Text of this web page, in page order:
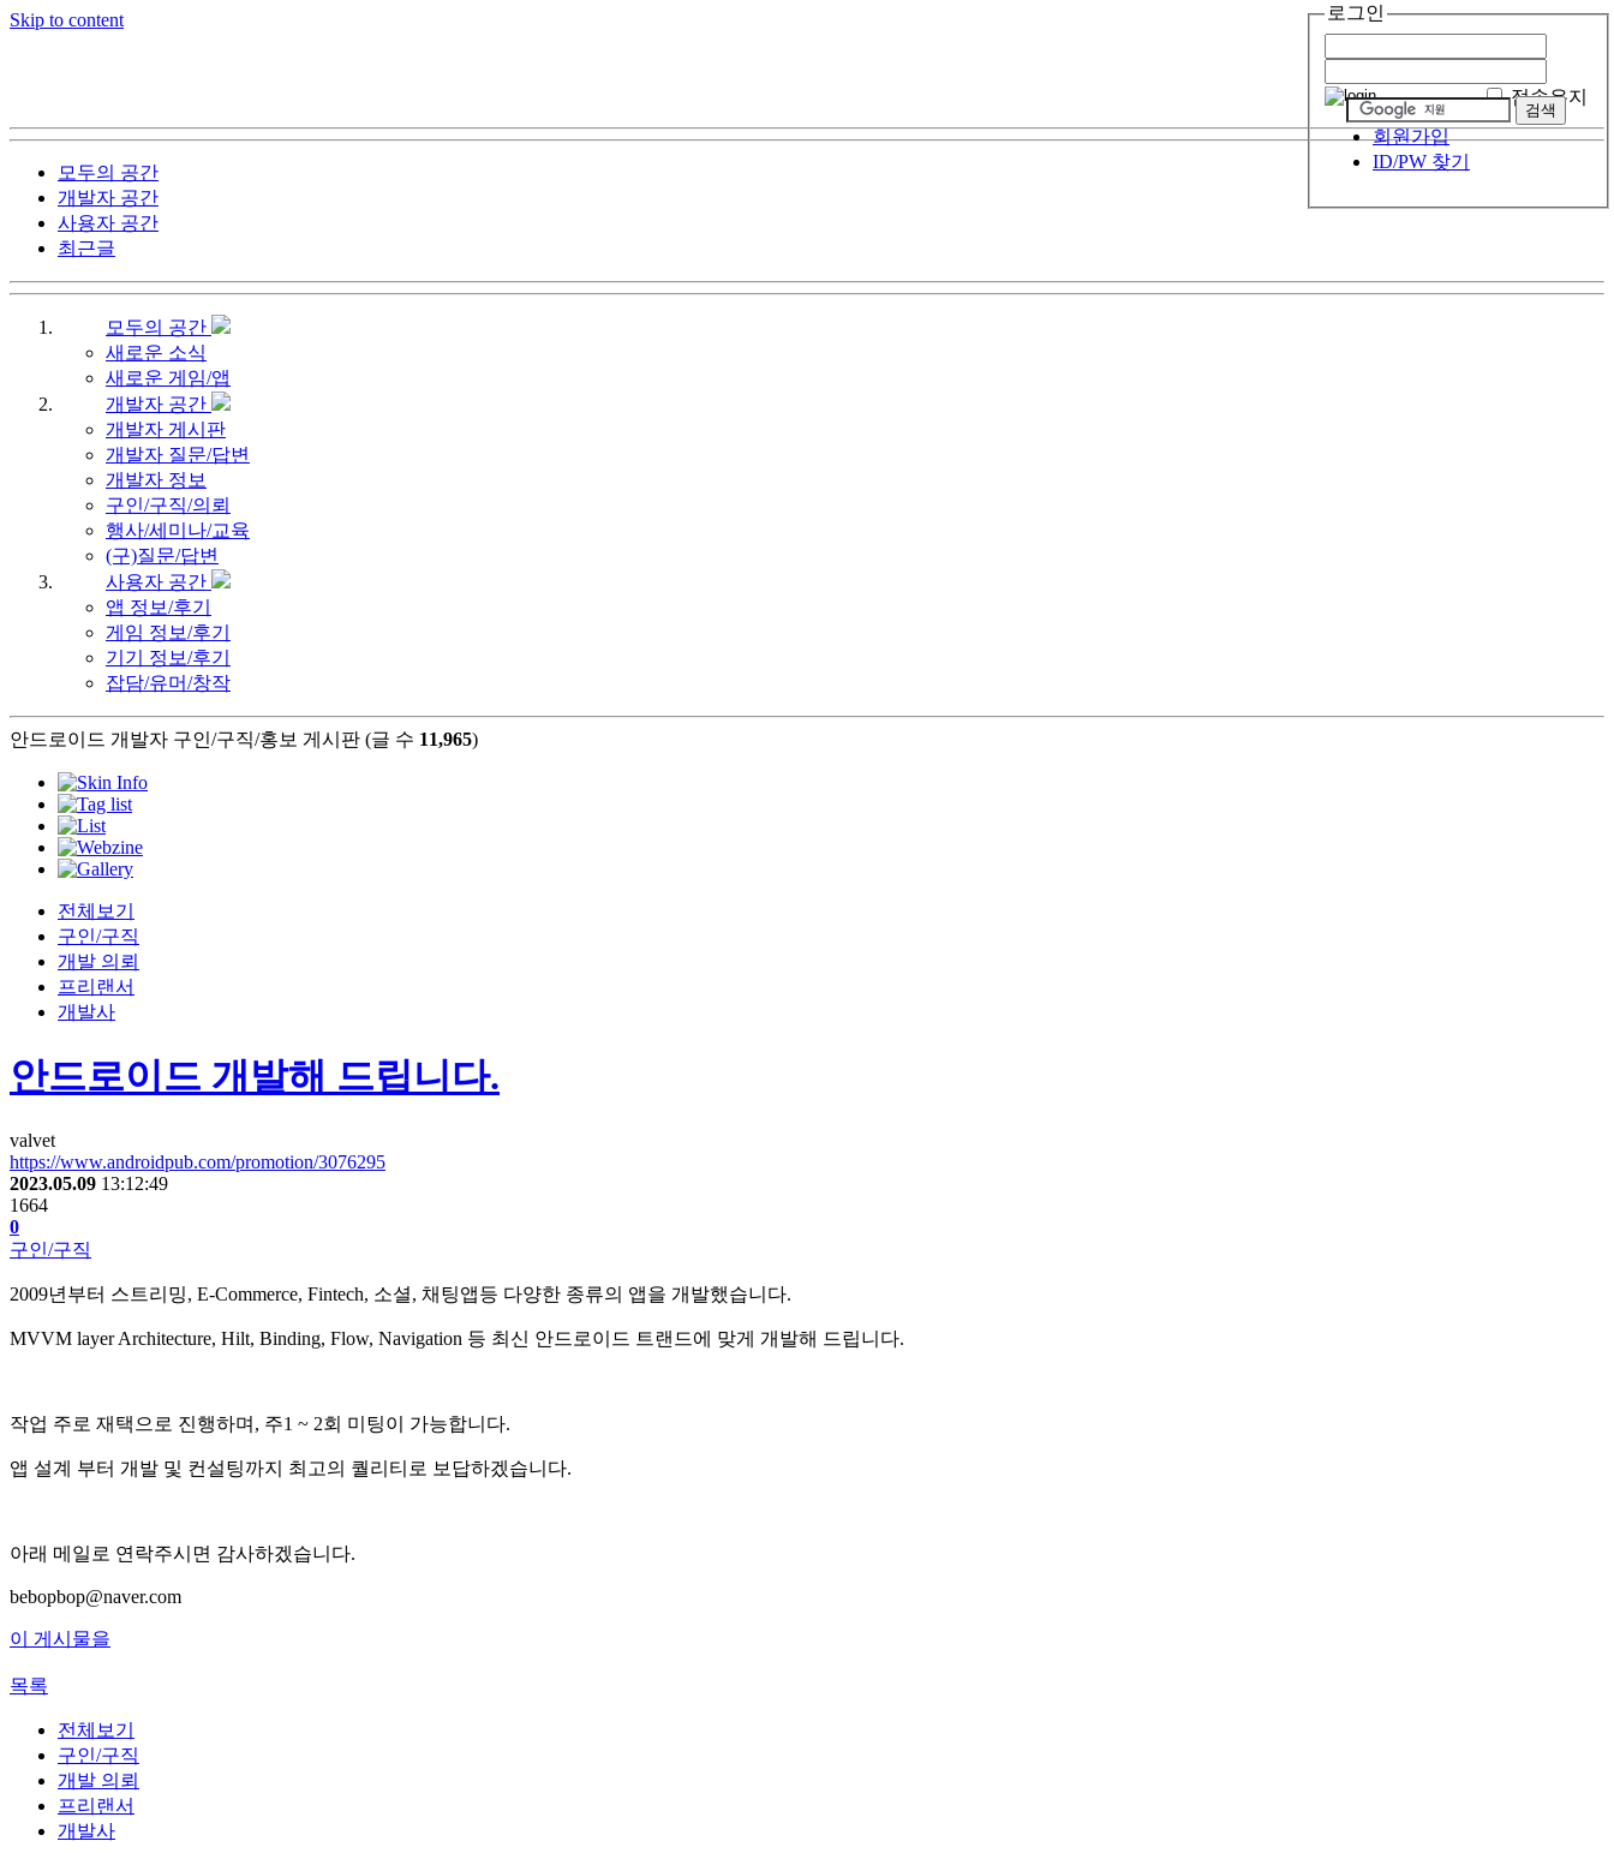
Skip to content
모두의 공간
개발자 공간
사용자 공간
최근글
로그인
접속유지
회원가입
ID/PW 찾기
모두의 공간
새로운 소식
새로운 게임/앱
개발자 공간
개발자 게시판
개발자 질문/답변
개발자 정보
구인/구직/의뢰
행사/세미나/교육
(구)질문/답변
사용자 공간
앱 정보/후기
게임 정보/후기
기기 정보/후기
잡담/유머/창작
안드로이드 개발자 구인/구직/홍보 게시판 (글 수 11,965)
전체보기
구인/구직
개발 의뢰
프리랜서
개발사
안드로이드 개발해 드립니다.
valvet
https://www.androidpub.com/promotion/3076295
2023.05.09 13:12:49
1664
0
구인/구직
2009년부터 스트리밍, E-Commerce, Fintech, 소셜, 채팅앱등 다양한 종류의 앱을 개발했습니다.
MVVM layer Architecture, Hilt, Binding, Flow, Navigation 등 최신 안드로이드 트랜드에 맞게 개발해 드립니다.
작업 주로 재택으로 진행하며, 주1 ~ 2회 미팅이 가능합니다.
앱 설계 부터 개발 및 컨설팅까지 최고의 퀄리티로 보답하겠습니다.
아래 메일로 연락주시면 감사하겠습니다.
bebopbop@naver.com
이 게시물을
목록
전체보기
구인/구직
개발 의뢰
프리랜서
개발사